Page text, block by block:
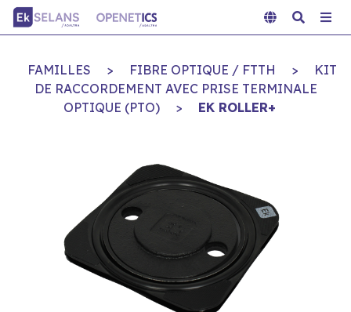
FAMILLES > FIBRE OPTIQUE / FTTH >
KIT
DE RACCORDEMENT AVEC PRISE TERMINALE
OPTIQUE (PTO)
> EK ROLLER+